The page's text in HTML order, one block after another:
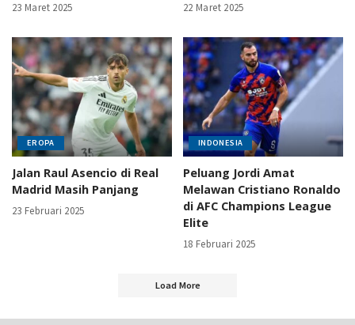
23 Maret 2025 22 Maret 2025
EROPA
Jalan Raul Asencio di Real
Madrid Masih Panjang
23 Februari 2025
INDONESIA
Peluang Jordi Amat
Melawan Cristiano Ronaldo
di AFC Champions League
Elite
18 Februari 2025
Load More